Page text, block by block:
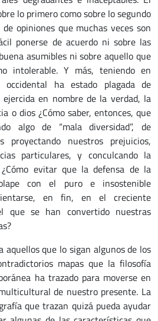
lo primero como sobre lo segundo
opiniones que muchas veces son
ponerse de acuerdo ni sobre las
asumibles ni sobre aquello que
intolerable. Y más, teniendo en
ha estado plagada de
en nombre de la verdad, la
o dios ¿Cómo saber, entonces, que
algo de “mala diversidad”, de
proyectando nuestros prejuicios,
particulares, y conculcando la
evitar que la defensa de la
con el puro e insostenible
en fin, en el creciente
que se han convertido nuestras
aquellos que lo sigan algunos de los
mapas que la filosofía
ha trazado para moverse en
de nuestro presente. La
que trazan quizá pueda ayudar